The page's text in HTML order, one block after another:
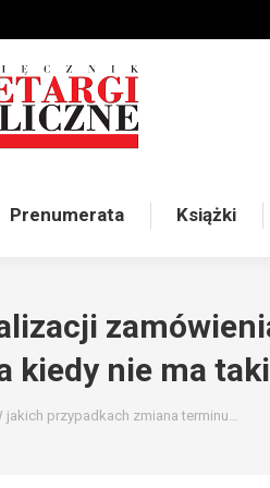
Prenumerata Książki
kiedy nie ma
jakich przypadkach zmiana terminu…